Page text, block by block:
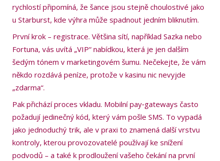
rychlostí připomíná, že šance jsou stejně choulostivé jako
u Starburst, kde výhra může spadnout jedním bliknutím.
První krok – registrace. Většina sítí, například Sazka nebo
Fortuna, vás uvítá „VIP“ nabídkou, která je jen dalším
šedým tónem v marketingovém šumu. Nečekejte, že vám
někdo rozdává peníze, protože v kasinu nic nevyjde
„zdarma“.
Pak přichází proces vkladu. Mobilní pay‑gateways často
požadují jedinečný kód, který vám pošle SMS. To vypadá
jako jednoduchý trik, ale v praxi to znamená další vrstvu
kontroly, kterou provozovatelé používají ke snížení
podvodů – a také k prodloužení vašeho čekání na první